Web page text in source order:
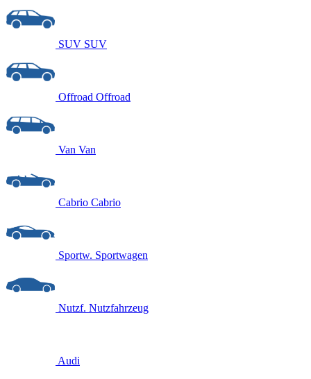
SUV SUV
Offroad Offroad
Van Van
Cabrio Cabrio
Sportw. Sportwagen
Nutzf. Nutzfahrzeug
Audi